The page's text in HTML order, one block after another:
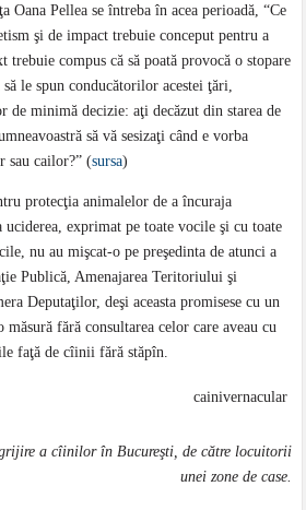
Oana Pellea se întreba în acea perioadă, “Ce
şi de impact trebuie conceput pentru a
trebuie compus că să poată provocă o stopare
le spun conducătorilor acestei ţări,
minimă decizie: aţi decăzut din starea de
să vă sesizaţi când e vorba
sau cailor?” (sursa)
protecţia animalelor de a încuraja
uciderea, exprimat pe toate vocile şi cu toate
nu au mişcat-o pe preşedinta de atunci a
Publică, Amenajarea Teritoriului şi
Deputaţilor, deşi aceasta promisese cu un
fără consultarea celor care aveau cu
faţă de cîinii fără stăpîn.
a cîinilor în Bucureşti, de către locuitorii
unei zone de case.